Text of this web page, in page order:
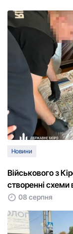
Новини
Військового з
створенні схеми
08 серпня